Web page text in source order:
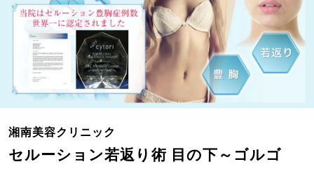
湘南美容クリニック
セルーション若返り術 目の下～ゴルゴ